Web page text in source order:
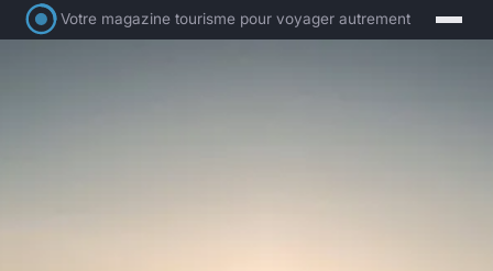
Votre magazine tourisme pour voyager autrement